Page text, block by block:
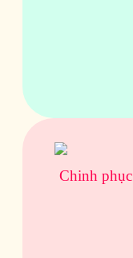
Chinh